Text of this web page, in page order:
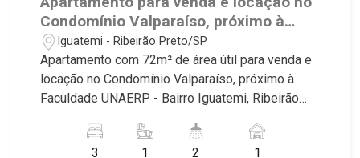
Condomínio Valparaíso, próximo à
Faculdade UNAERP - Ribeirão Preto/SP.
Iguatemi - Ribeirão Preto/SP
Apartamento com 72m² de área útil para venda e
locação no Condomínio Valparaíso, próximo à
Faculdade UNAERP - Bairro Iguatemi, Ribeirão
imóvel que a Martinelli Imobiliária selecionou
3 1 2 1